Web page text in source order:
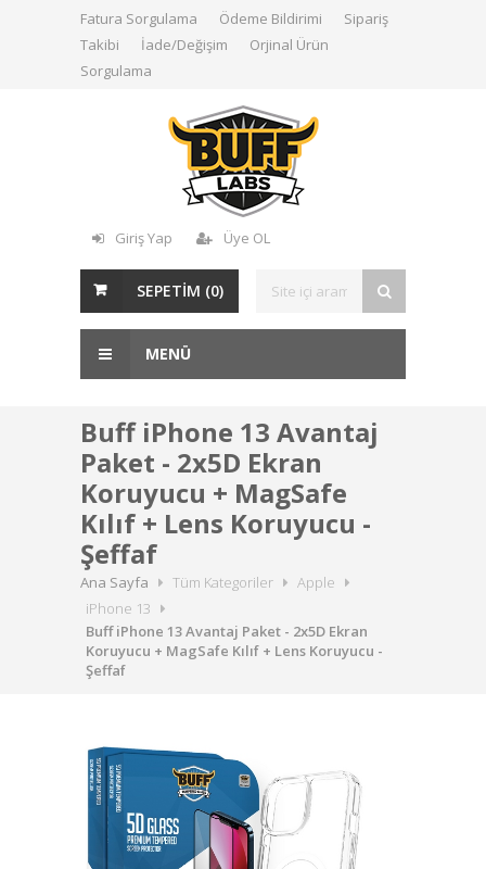
Fatura Sorgulama Ödeme Bildirimi
Sipariş
Takibi
İade/Değişim
Orjinal Ürün
Sorgulama
Giriş Yap Üye OL
SEPETİM (0)
MENÜ
Buff iPhone 13 Avantaj
Paket - 2x5D Ekran
Koruyucu + MagSafe
Kılıf + Lens Koruyucu -
Şeffaf
Ana Sayfa Tüm Kategoriler
Apple
iPhone 13
Buff iPhone 13 Avantaj Paket - 2x5D Ekran
Koruyucu + MagSafe Kılıf + Lens Koruyucu -
Şeffaf